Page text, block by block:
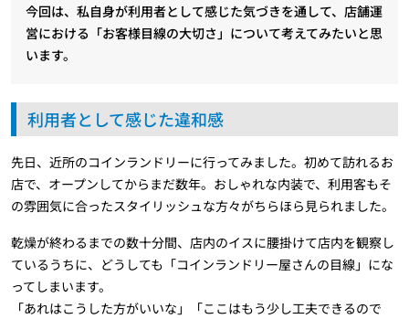
今回は、私自身が利用者として感じた気づきを通して、店舗運
営における「お客様目線の大切さ」について考えてみたいと思
います。
利用者として感じた違和感
先日、近所のコインランドリーに行ってみました。初めて訪れるお
店で、オープンしてからまだ数年。おしゃれな内装で、利用客もそ
の雰囲気に合ったスタイリッシュな方々がちらほら見られました。
乾燥が終わるまでの数十分間、店内のイスに腰掛けて店内を観察し
ているうちに、どうしても「コインランドリー屋さんの目線」にな
ってしまいます。
「あれはこうした方がいいな」「ここはもう少し工夫できるので